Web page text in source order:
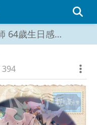
日華牧師 64歲生日感言 83
394